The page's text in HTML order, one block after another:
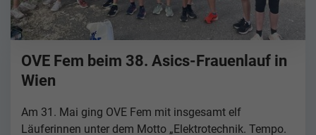
OVE Fem beim 38. Asics-Frauenlauf in
Wien
Am 31. Mai ging OVE Fem mit insgesamt elf
Läuferinnen unter dem Motto „Elektrotechnik. Tempo.